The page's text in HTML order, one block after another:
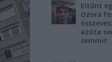
Eltűnt
Ozora
azóta
semmit